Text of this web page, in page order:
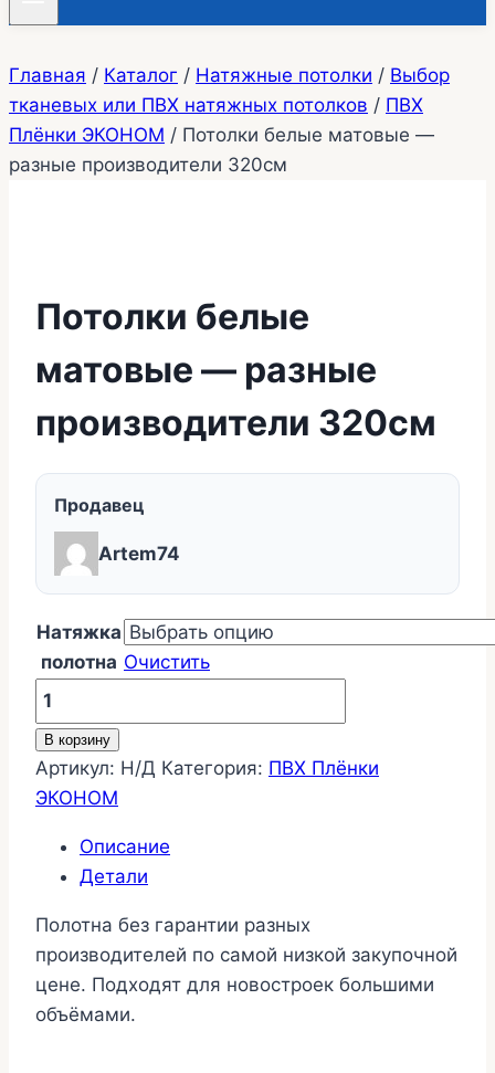
Главная / Каталог / Натяжные потолки / Выбор
тканевых или ПВХ натяжных потолков / ПВХ
Плёнки ЭКОНОМ / Потолки белые матовые —
разные производители 320см
Потолки белые
матовые — разные
производители 320см
Продавец
Artem74
Натяжка
полотна Очистить
Количество
товара
Потолки
белые
матовые
разные
320см
В корзину
Артикул: Н/Д Категория: ПВХ Плёнки
ЭКОНОМ
Описание
Детали
Полотна без гарантии разных
производителей по самой низкой закупочной
цене. Подходят для новостроек большими
объёмами.